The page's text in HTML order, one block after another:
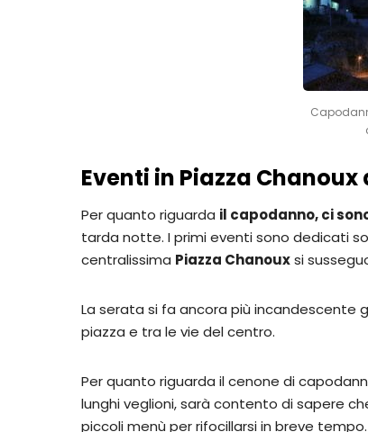
Eventi in Piazza
Per quanto riguarda il capodanno, ci
tarda notte. I primi eventi sono dedicati
centralissima Piazza Chanouxsi
La serata si fa ancora più incandescente
piazza e tra le vie del centro.
Per quanto riguarda il cenone di
lunghi veglioni, sarà contento di sapere
piccoli menù per rifocillarsi in breve tempo.